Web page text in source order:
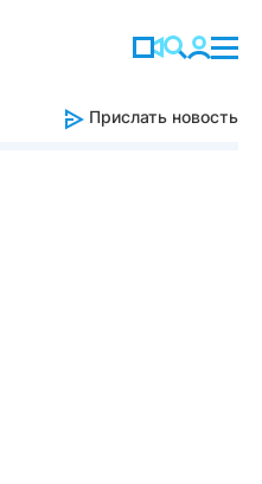
Прислать новость